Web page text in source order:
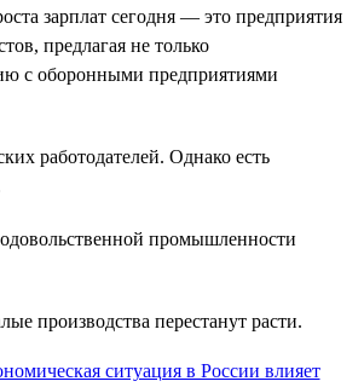
зарплат сегодня — это предприятия
предлагая не только
с оборонными предприятиями
работодателей. Однако есть
промышленности
производства перестанут расти.